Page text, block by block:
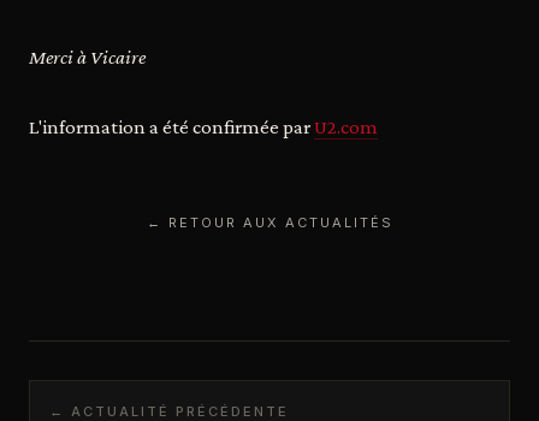
Merci à Vicaire
L'information a été confirmée parU2.com
← RETOUR AUX ACTUALITÉS
← ACTUALITÉ PRÉCÉDENTE